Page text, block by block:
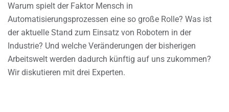
Warum spielt der Faktor Mensch in
Automatisierungsprozessen eine so große Rolle? Was ist
der aktuelle Stand zum Einsatz von Robotern in der
Industrie? Und welche Veränderungen der bisherigen
Arbeitswelt werden dadurch künftig auf uns zukommen?
Wir diskutieren mit drei Experten.